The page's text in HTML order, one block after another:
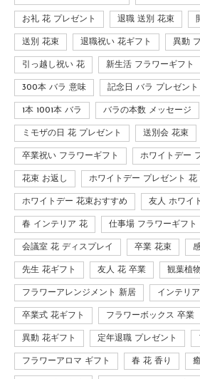
お礼 花 プレゼント 退職 送別 花束
送別 花束 退職祝い 花ギフト 異動
引っ越し祝い 花 新生活 フラワーギフト
300本 バラ 意味 記念日 バラ プレゼント
1本 1001本 バラ バラの本数 メッセージ
ミモザの日 花 プレゼント 送別会 花束
卒業祝い フラワーギフト ホワイトデー
花束 お返し ホワイトデー プレゼント 花
ホワイトデー 花束おすすめ 友人 ホワイ
春 インテリア 花 仕事場 フラワーギフト
会議室 花 ディスプレイ 卒業 花束
先生 花ギフト 友人 花 卒業 観葉植
フラワーアレンジメント 新居 インテリ
卒業式 花ギフト フラワーボックス 卒業
異動 花ギフト 定年退職 プレゼント
フラワーアロマ ギフト 春 花 香り